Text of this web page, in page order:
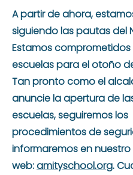
A partir de ahora,
siguiendo las pautas del
Estamos comprometidos
escuelas para el otoño
Tan pronto como el
anuncie la apertura de
escuelas, seguiremos los
procedimientos de
informaremos en nuestro
web:amityschool.org.